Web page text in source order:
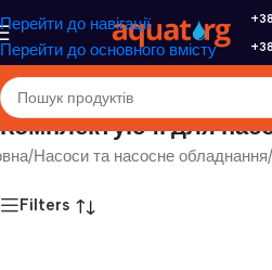
Перейти до навігації
Перейти до основного вмісту
Комплектуючі для
/Насоси та насосне обладнання/
Filters